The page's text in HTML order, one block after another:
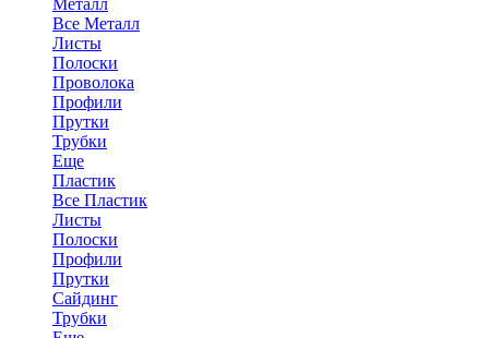
Металл
Все Металл
Листы
Полоски
Проволока
Профили
Прутки
Трубки
Еще
Пластик
Все Пластик
Листы
Полоски
Профили
Прутки
Сайдинг
Трубки